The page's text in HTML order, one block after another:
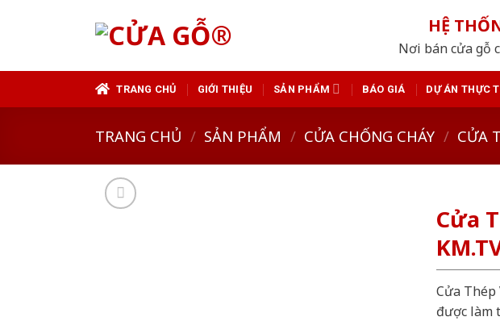
HỆ
Nơi bán cửa gỗ
TRANG CHỦ GIỚI THIỆU SẢN PHẨM BÁO GIÁ DỰ ÁN THỰC
TRANG CHỦ / SẢN PHẨM / CỬA CHỐNG CHÁY / CỬA
Cửa
Cửa Thép
được làm